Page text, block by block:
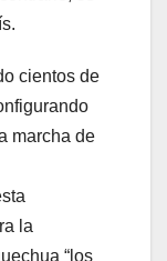
cientos de
marcha de
la
“los